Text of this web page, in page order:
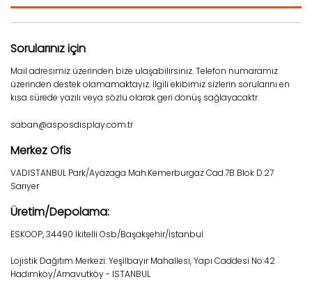
Sorularınız için
Mail adresimiz üzerinden bize ulaşabilirsiniz. Telefon numaramız
üzerinden destek olamamaktayız. İlgili ekibimiz sizlerin sorularını en
kısa sürede yazılı veya sözlü olarak geri dönüş sağlayacaktr.
saban@asposdisplay.com.tr
Merkez Ofis
VADISTANBUL Park/Ayazaga Mah.Kemerburgaz Cad.7B Blok D.27
Sarıyer
Üretim/Depolama:
ESKOOP, 34490 İkitelli Osb/Başakşehir/İstanbul
Lojistik Dağıtım Merkezi: Yeşilbayır Mahallesi, Yapı Caddesi No:42
Hadımköy/Arnavutköy - ISTANBUL